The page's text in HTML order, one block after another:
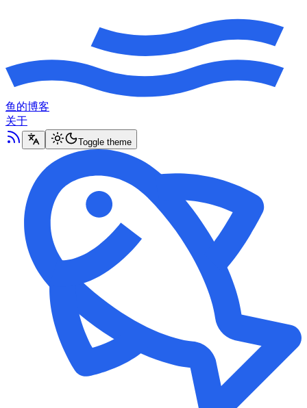
鱼的博客
关于
Toggle theme